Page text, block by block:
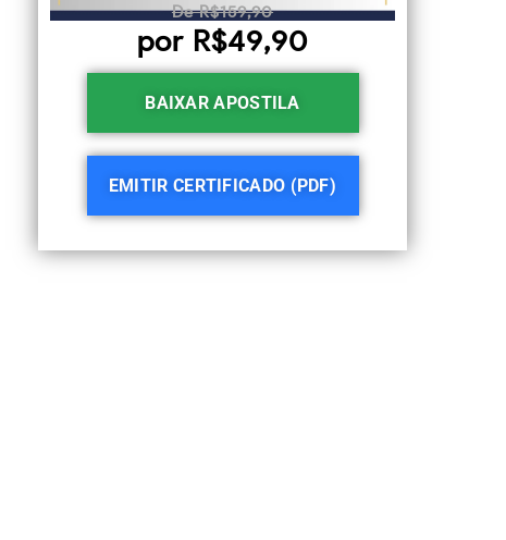
De R$159,90
por R$49,90
BAIXAR APOSTILA
EMITIR CERTIFICADO (PDF)